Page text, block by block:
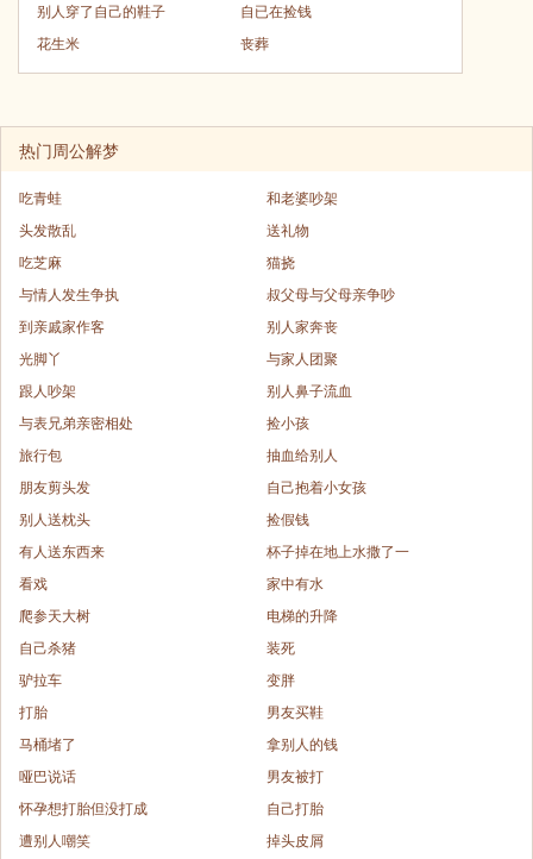
别人穿了自己的鞋子
自已在捡钱
花生米
丧葬
热门周公解梦
吃青蛙
和老婆吵架
头发散乱
送礼物
吃芝麻
猫挠
与情人发生争执
叔父母与父母亲争吵
到亲戚家作客
别人家奔丧
光脚丫
与家人团聚
跟人吵架
别人鼻子流血
与表兄弟亲密相处
捡小孩
旅行包
抽血给别人
朋友剪头发
自己抱着小女孩
别人送枕头
捡假钱
有人送东西来
杯子掉在地上水撒了一
看戏
家中有水
爬参天大树
电梯的升降
自己杀猪
装死
驴拉车
变胖
打胎
男友买鞋
马桶堵了
拿别人的钱
哑巴说话
男友被打
怀孕想打胎但没打成
自己打胎
遭别人嘲笑
掉头皮屑